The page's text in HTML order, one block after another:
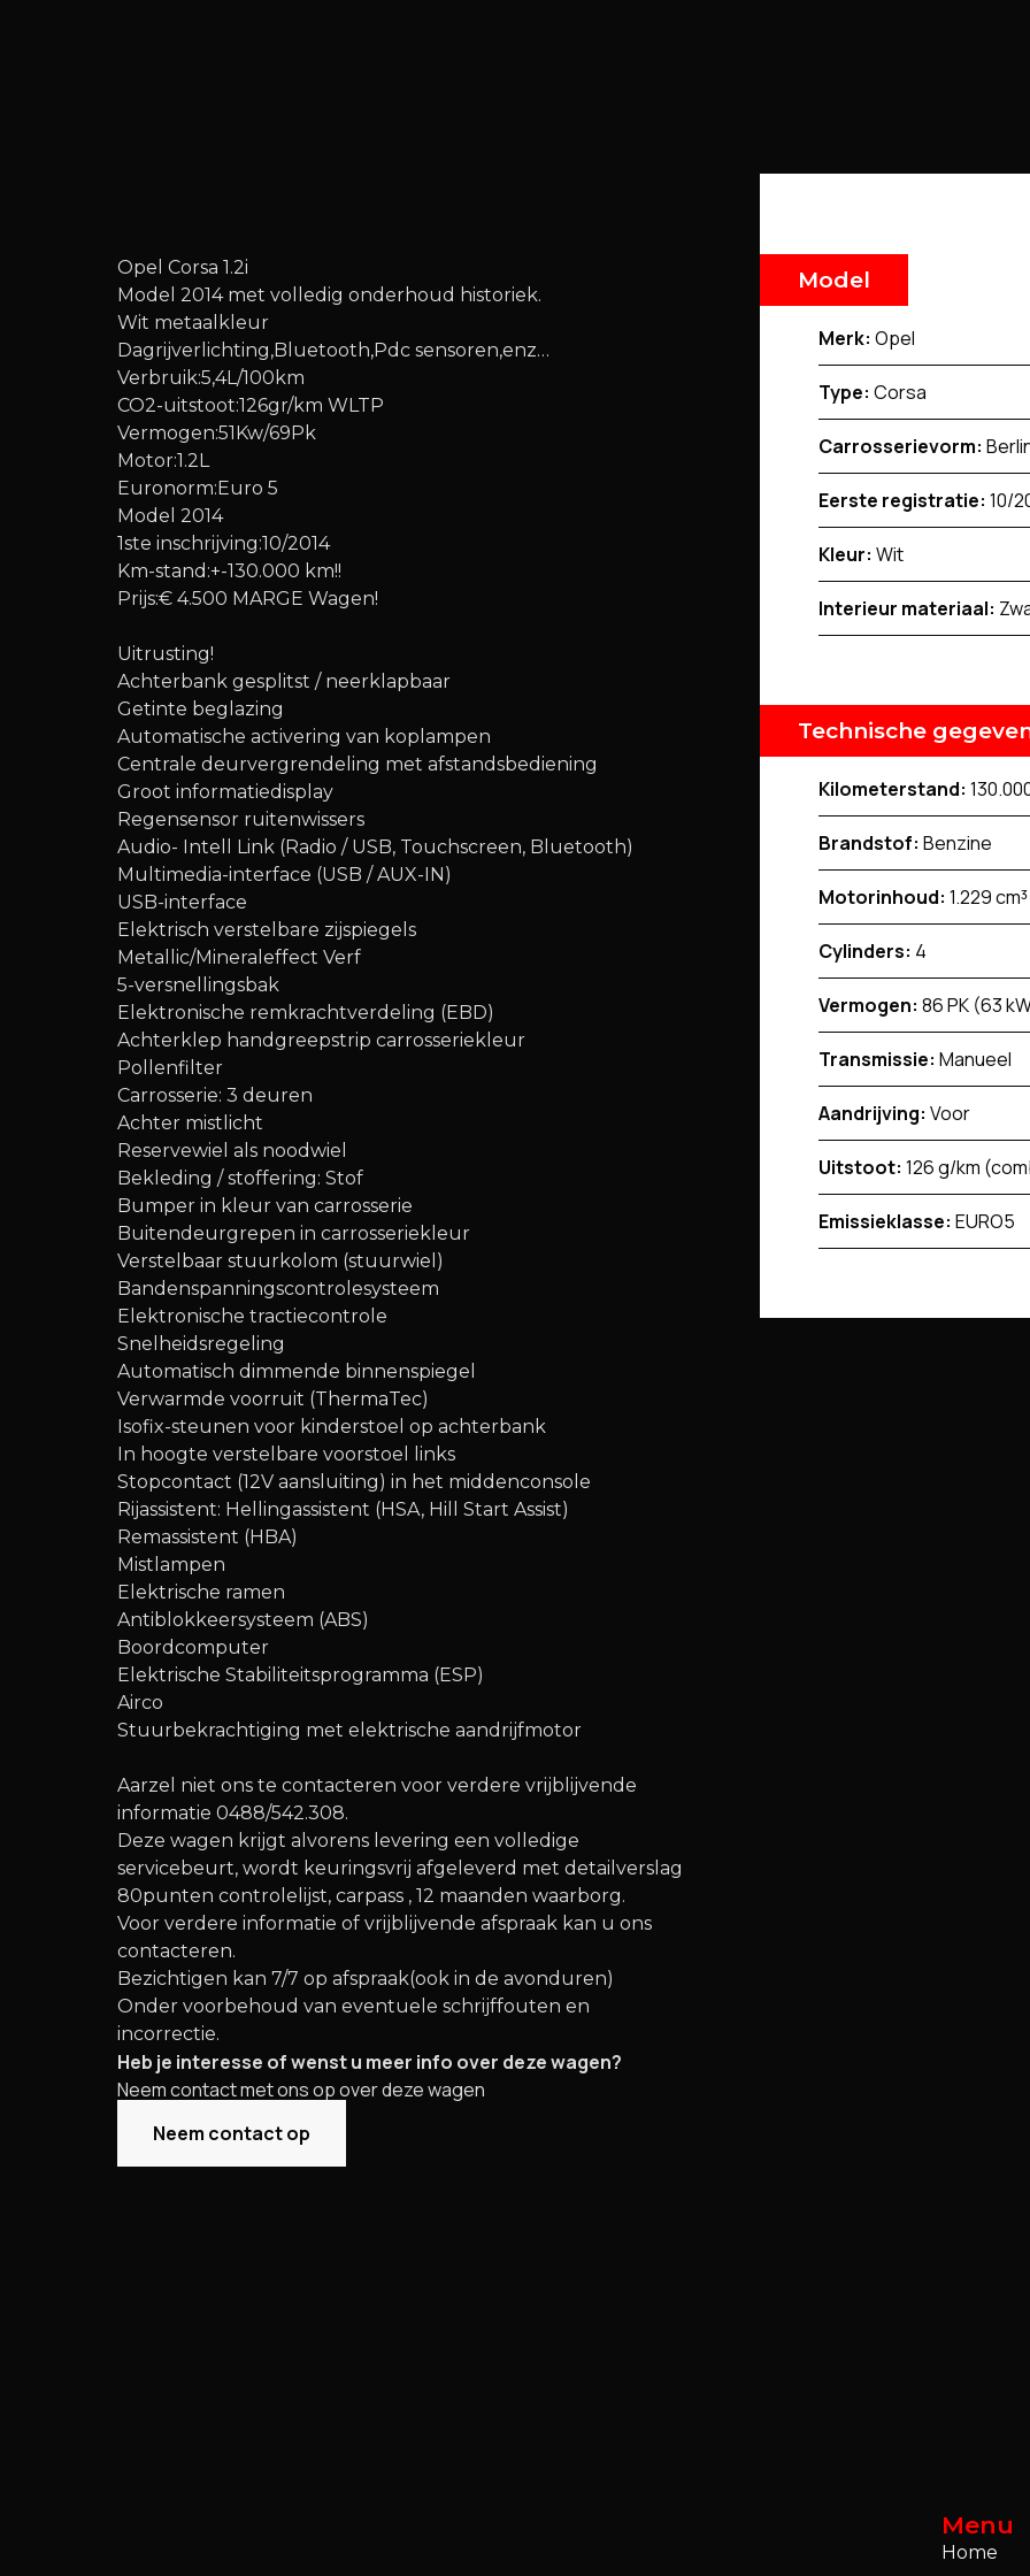
Opel Corsa 1.2i
Model 2014 met volledig onderhoud historiek.
Wit metaalkleur
Dagrijverlichting,Bluetooth,Pdc sensoren,enz…
Verbruik:5,4L/100km
CO2-uitstoot:126gr/km WLTP
Vermogen:51Kw/69Pk
Motor:1.2L
Euronorm:Euro 5
Model 2014
1ste inschrijving:10/2014
Km-stand:+-130.000 km!!
Prijs:€ 4.500 MARGE Wagen!
Uitrusting!
Achterbank gesplitst / neerklapbaar
Getinte beglazing
Automatische activering van koplampen
Centrale deurvergrendeling met afstandsbediening
Groot informatiedisplay
Regensensor ruitenwissers
Audio- Intell Link (Radio / USB, Touchscreen, Bluetooth)
Multimedia-interface (USB / AUX-IN)
USB-interface
Elektrisch verstelbare zijspiegels
Metallic/Mineraleffect Verf
5-versnellingsbak
Elektronische remkrachtverdeling (EBD)
Achterklep handgreepstrip carrosseriekleur
Pollenfilter
Carrosserie: 3 deuren
Achter mistlicht
Reservewiel als noodwiel
Bekleding / stoffering: Stof
Bumper in kleur van carrosserie
Buitendeurgrepen in carrosseriekleur
Verstelbaar stuurkolom (stuurwiel)
Bandenspanningscontrolesysteem
Elektronische tractiecontrole
Snelheidsregeling
Automatisch dimmende binnenspiegel
Verwarmde voorruit (ThermaTec)
Isofix-steunen voor kinderstoel op achterbank
In hoogte verstelbare voorstoel links
Stopcontact (12V aansluiting) in het middenconsole
Rijassistent: Hellingassistent (HSA, Hill Start Assist)
Remassistent (HBA)
Mistlampen
Elektrische ramen
Antiblokkeersysteem (ABS)
Boordcomputer
Elektrische Stabiliteitsprogramma (ESP)
Airco
Stuurbekrachtiging met elektrische aandrijfmotor
Aarzel niet ons te contacteren voor verdere vrijblijvende
informatie 0488/542.308.
Deze wagen krijgt alvorens levering een volledige
servicebeurt, wordt keuringsvrij afgeleverd met detailverslag
80punten controlelijst, carpass , 12 maanden waarborg.
Voor verdere informatie of vrijblijvende afspraak kan u ons
contacteren.
Bezichtigen kan 7/7 op afspraak(ook in de avonduren)
Onder voorbehoud van eventuele schrijffouten en
incorrectie.
Heb je interesse of wenst u meer info over deze wagen?
Neem contact met ons op over deze wagen
Neem contact op
Model
Merk: Opel
Type: Corsa
Carrosserievorm:
Eerste registratie: 10/
Kleur: Wit
Interieur materiaal:
Technische
Kilometerstand:
Brandstof: Benzine
Motorinhoud: 1.229 cm³
Cylinders: 4
Vermogen: 86 PK (63
Transmissie: Manueel
Aandrijving: Voor
Uitstoot: 126 g/km
Emissieklasse: EURO5
Menu
Home